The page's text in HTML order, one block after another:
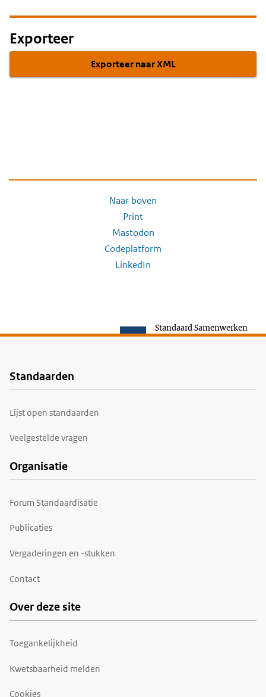
Exporteer
Exporteer naar XML
Naar boven
Print
Mastodon
Codeplatform
LinkedIn
Standaard Samenwerken
Voet
Standaarden
Lijst open standaarden
Veelgestelde vragen
Organisatie
Forum Standaardisatie
Publicaties
Vergaderingen en -stukken
Contact
Over deze site
Toegankelijkheid
Kwetsbaarheid melden
Cookies